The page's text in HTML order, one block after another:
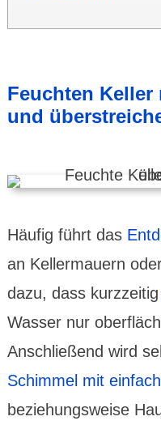
Feuchten
und
Häufig führt das
an Keller­mauern
dazu, dass kurz­zeitig
Wasser nur
Anschließend wird
Schimmel mit
bezie­hungs­weise